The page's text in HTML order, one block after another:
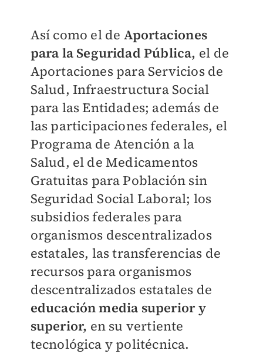
Así como el de Aportaciones
para la Seguridad Pública, el de
Aportaciones para Servicios de
Salud, Infraestructura Social
para las Entidades; además de
las participaciones federales, el
Programa de Atención a la
Salud, el de Medicamentos
Gratuitas para Población sin
Seguridad Social Laboral; los
subsidios federales para
organismos descentralizados
estatales, las transferencias de
recursos para organismos
descentralizados estatales de
educación media superior y
superior, en su vertiente
tecnológica y politécnica.